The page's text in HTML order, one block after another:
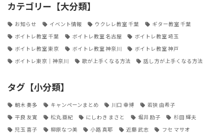
カテゴリー【大分類】
お知らせ イベント情報 ウクレレ教室 千葉 ギター教室 千葉
ボイトレ教室 千葉 ボイトレ教室 名古屋 ボイトレ教室 埼玉
ボイトレ教室 東京 ボイトレ教室 神奈川 ボイトレ教室 神戸
ボイトレ東京｜神奈川 歌が上手くなる方法 話し方が上手くなる方法
タグ【小分類】
朝木 奏多 キャンペーンまとめ 川口 幸博 若狭 由希子
平良 友寛 松丸 亜紀 にしわき まさと 堀井 励子 杉田 輝夫
児玉 喜子 柳原なつ美 小路 真耶 近藤 武志 フセ マサオ